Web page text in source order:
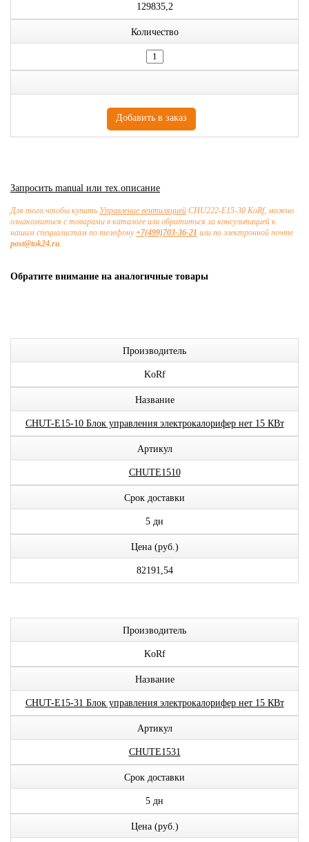
129835,2
Количество
Запросить manual или тех.описание
Для того чтобы купить Управление вентиляцией CHU222-E15-30 KoRf, можно
ознакомиться с товарами в каталоге или обратиться за консультацией к
нашим специалистам по телефону+7(499)703-36-21 или по электронной почте
post@tok24.ru.
Обратите внимание на аналогичные товары
Производитель
KoRf
Название
CHUT-E15-10 Блок управления электрокалорифер нет 15 КВт
Артикул
CHUTE1510
Срок доставки
5 дн
Цена (руб.)
82191,54
Производитель
KoRf
Название
CHUT-E15-31 Блок управления электрокалорифер нет 15 КВт
Артикул
CHUTE1531
Срок доставки
5 дн
Цена (руб.)